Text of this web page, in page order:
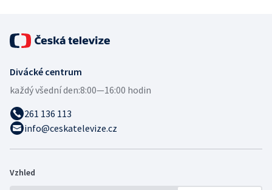
Divácké centrum
každý všední den:8:00—16:00 hodin
261 136 113
info@ceskatelevize.cz
Vzhled